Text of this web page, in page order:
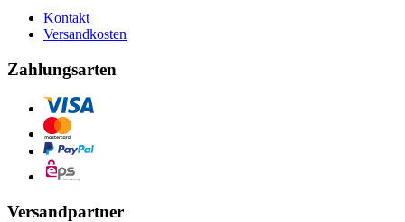
Kontakt
Versandkosten
Zahlungsarten
Versandpartner